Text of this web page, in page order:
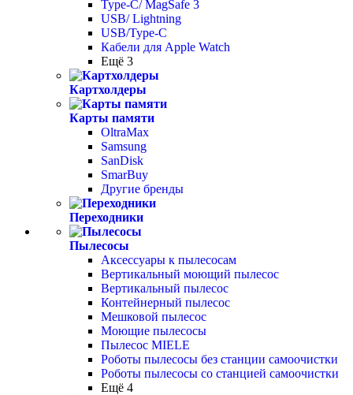
Type-C/ MagSafe 3
USB/ Lightning
USB/Type-C
Кабели для Apple Watch
Ещё 3
Картхолдеры
Карты памяти
OltraMax
Samsung
SanDisk
SmarBuy
Другие бренды
Переходники
Пылесосы
Аксессуары к пылесосам
Вертикальный моющий пылесос
Вертикальный пылесос
Контейнерный пылесос
Мешковой пылесос
Моющие пылесосы
Пылесос MIELE
Роботы пылесосы без станции самоочистки
Роботы пылесосы со станцией самоочистки
Ещё 4